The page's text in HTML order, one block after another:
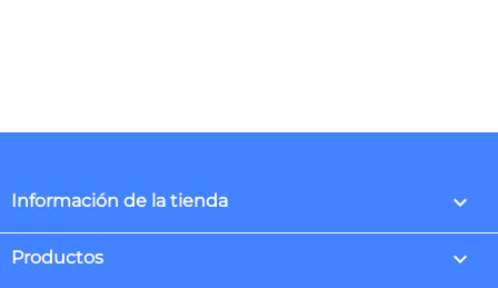
Información de la tienda keyboard_arrow_down
Productos 